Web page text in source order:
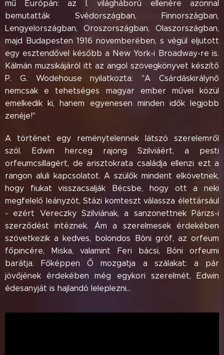
mű Európán: az I. világháború ellenére azonnal
bemutatták Svédországban, Finnországban,
Lengyelországban, Oroszországban, Olaszországban,
majd Budapesten 1916 novemberében, s végül eljutott
egy esztendővel később a New York-i Broadway-re is.
Kálmán muzsikájáról itt az angol szövegkönyvet készítő
P. G. Wodehouse nyilatkozta: "A Csárdáskirálynő
nemcsak e tehetséges magyar ember művei közül
emelkedik ki, hanem egyenesen minden idők legjobb
zenéje!"
A történet egy reménytelennek látszó szerelemről
szól. Edwin herceg rajong Szilviáért, a pesti
orfeumcsillagért, de arisztokrata családja ellenzi ezt a
rangon aluli kapcsolatot. A szülők mindent elkövetnek,
hogy fiukat visszacsalják Bécsbe, hogy ott a neki
megfelelő leányzót, Stázi komteszt válassza élettársául
- ezért Vereczky Szilviának, a sanzonettnek Párizs-i
szerződést intéznek. Ám a szerelmesek érdekében
szövetkezik a kedves, bolondos Bóni gróf, az orfeum
főpincére, Miska, valamint Feri bácsi, Bóni orfeumi
barátja. Főképpen Ő mozgatja a szálakat: a pár
jövőjének érdekében még egykori szerelmét, Edwin
édesanyját is hajlandó leleplezni…